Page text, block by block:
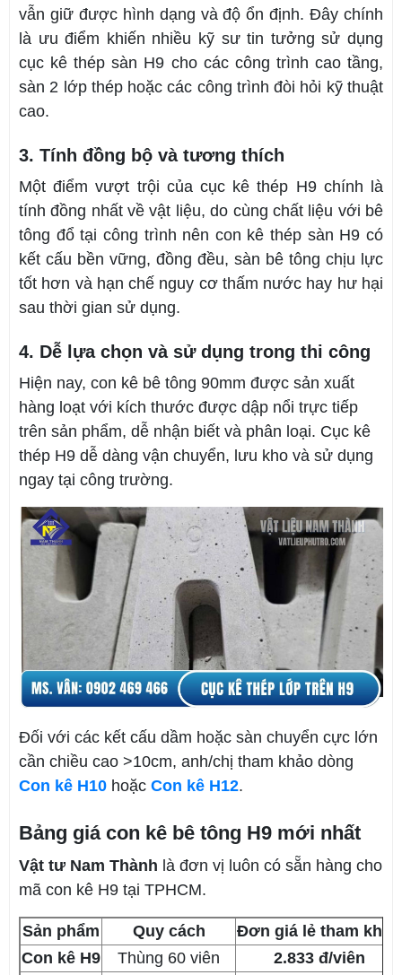
vẫn giữ được hình dạng và độ ổn định. Đây chính
là ưu điểm khiến nhiều kỹ sư tin tưởng sử dụng
cục kê thép sàn H9 cho các công trình cao tầng,
sàn 2 lớp thép hoặc các công trình đòi hỏi kỹ thuật
cao.
3. Tính đồng bộ và tương thích
Một điểm vượt trội của cục kê thép H9 chính là
tính đồng nhất về vật liệu, do cùng chất liệu với bê
tông đổ tại công trình nên con kê thép sàn H9 có
kết cấu bền vững, đồng đều, sàn bê tông chịu lực
tốt hơn và hạn chế nguy cơ thấm nước hay hư hại
sau thời gian sử dụng.
4. Dễ lựa chọn và sử dụng trong thi công
Hiện nay, con kê bê tông 90mm được sản xuất
hàng loạt với kích thước được dập nổi trực tiếp
trên sản phẩm, dễ nhận biết và phân loại. Cục kê
thép H9 dễ dàng vận chuyển, lưu kho và sử dụng
ngay tại công trường.
Đối với các kết cấu dầm hoặc sàn chuyển cực lớn
cần chiều cao >10cm, anh/chị tham khảo dòng
Con kê H10 hoặc Con kê H12.
Bảng giá con kê bê tông H9 mới nhất
Vật tư Nam Thành là đơn vị luôn có sẵn hàng cho
mã con kê H9 tại TPHCM.
Sản phẩm Quy cách
Đơn giá lẻ tham khảo
Con kê H9
Thùng 60 viên
2.833 đ/viên